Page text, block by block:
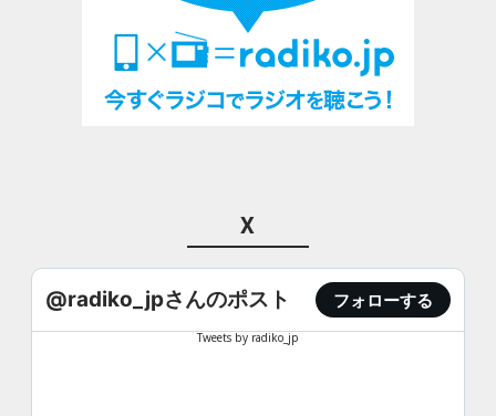
X
@radiko_jpさんのポスト フォローする
Tweets by radiko_jp